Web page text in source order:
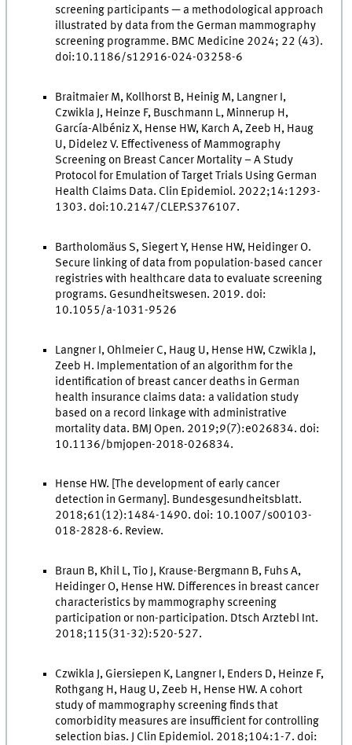
screening participants — a methodological approach
illustrated by data from the German mammography
screening programme. BMC Medicine 2024; 22 (43).
doi:10.1186/s12916-024-03258-6
Braitmaier M, Kollhorst B, Heinig M, Langner I,
Czwikla J, Heinze F, Buschmann L, Minnerup H,
García-Albéniz X, Hense HW, Karch A, Zeeb H, Haug
U, Didelez V. Effectiveness of Mammography
Screening on Breast Cancer Mortality – A Study
Protocol for Emulation of Target Trials Using German
Health Claims Data. Clin Epidemiol. 2022;14:1293-
1303. doi:10.2147/CLEP.S376107.
Bartholomäus S, Siegert Y, Hense HW, Heidinger O.
Secure linking of data from population-based cancer
registries with healthcare data to evaluate screening
programs. Gesundheitswesen. 2019. doi:
10.1055/a-1031-9526
Langner I, Ohlmeier C, Haug U, Hense HW, Czwikla J,
Zeeb H. Implementation of an algorithm for the
identification of breast cancer deaths in German
health insurance claims data: a validation study
based on a record linkage with administrative
mortality data. BMJ Open. 2019;9(7):e026834. doi:
10.1136/bmjopen-2018-026834.
Hense HW. [The development of early cancer
detection in Germany]. Bundesgesundheitsblatt.
2018;61(12):1484-1490. doi: 10.1007/s00103-
018-2828-6. Review.
Braun B, Khil L, Tio J, Krause-Bergmann B, Fuhs A,
Heidinger O, Hense HW. Differences in breast cancer
characteristics by mammography screening
participation or non-participation. Dtsch Arztebl Int.
2018;115(31-32):520-527.
Czwikla J, Giersiepen K, Langner I, Enders D, Heinze F,
Rothgang H, Haug U, Zeeb H, Hense HW. A cohort
study of mammography screening finds that
comorbidity measures are insufficient for controlling
selection bias. J Clin Epidemiol. 2018;104:1-7. doi: